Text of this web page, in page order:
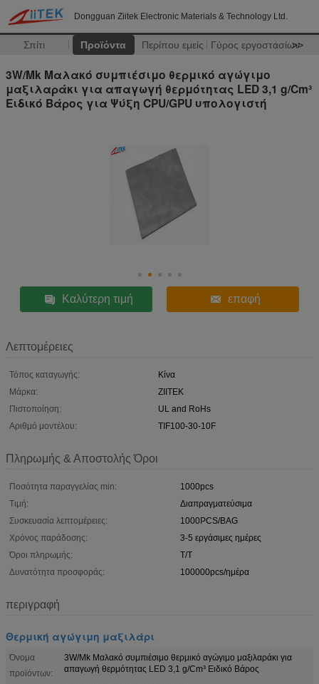
Dongguan Ziitek Electronic Materials & Technology Ltd.
Σπίτι Προϊόντα Περίπου εμείς Γύρος εργοστασίων
>>
3W/Mk Μαλακό συμπιέσιμο θερμικό αγώγιμο
μαξιλαράκι για απαγωγή θερμότητας LED 3,1 g/Cm³
Ειδικό Βάρος για Ψύξη CPU/GPU υπολογιστή
Καλύτερη τιμή επαφή
Λεπτομέρειες
Τόπος καταγωγής:
Κίνα
Μάρκα:
ZIITEK
Πιστοποίηση:
UL and RoHs
Αριθμό μοντέλου:
TIF100-30-10F
Πληρωμής & Αποστολής Όροι
Ποσότητα παραγγελίας min:
1000pcs
Τιμή:
Διαπραγματεύσιμα
Συσκευασία λεπτομέρειες:
1000PCS/BAG
Χρόνος παράδοσης:
3-5 εργάσιμες ημέρες
Όροι πληρωμής:
T/T
Δυνατότητα προσφοράς:
100000pcs/ημέρα
περιγραφή
Θερμική αγώγιμη μαξιλάρι
Όνομα
προϊόντων:
3W/Mk Μαλακό συμπιέσιμο θερμικό αγώγιμο μαξιλαράκι για
απαγωγή θερμότητας LED 3,1 g/Cm³ Ειδικό Βάρος